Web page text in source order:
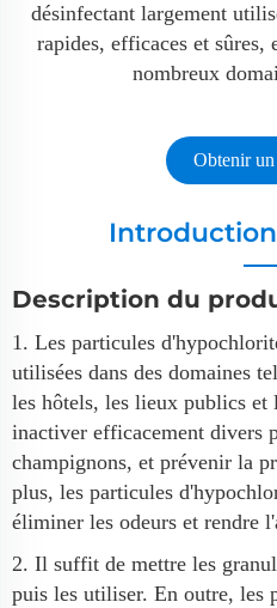
désinfectant largement
rapides, efficaces et sûres,
nombreux
Obtenir
Description du
1. Les particules
utilisées dans des domaines
les hôtels, les lieux publics et
inactiver efficacement divers
champignons, et prévenir la
plus, les particules
éliminer les odeurs et rendre
2. Il suffit de mettre les
puis les utiliser. En outre, les